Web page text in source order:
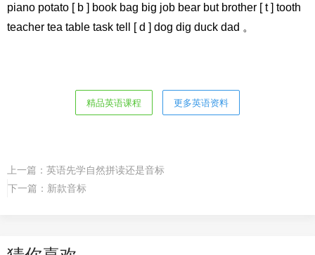
piano potato [ b ] book bag big job bear but brother [ t ] tooth
teacher tea table task tell [ d ] dog dig duck dad 。
精品英语课程 更多英语资料
上一篇： 英语先学自然拼读还是音标
下一篇： 新款音标